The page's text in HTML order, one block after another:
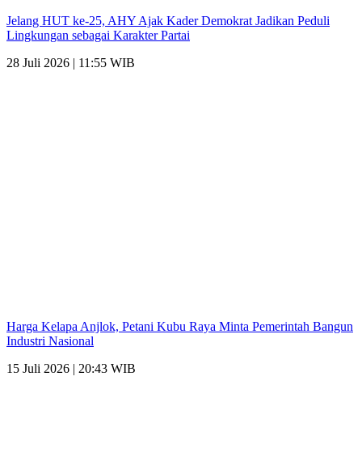
Jelang HUT ke-25, AHY Ajak Kader Demokrat Jadikan Peduli
Lingkungan sebagai Karakter Partai
28 Juli 2026 | 11:55 WIB
Harga Kelapa Anjlok, Petani Kubu Raya Minta Pemerintah Bangun
Industri Nasional
15 Juli 2026 | 20:43 WIB